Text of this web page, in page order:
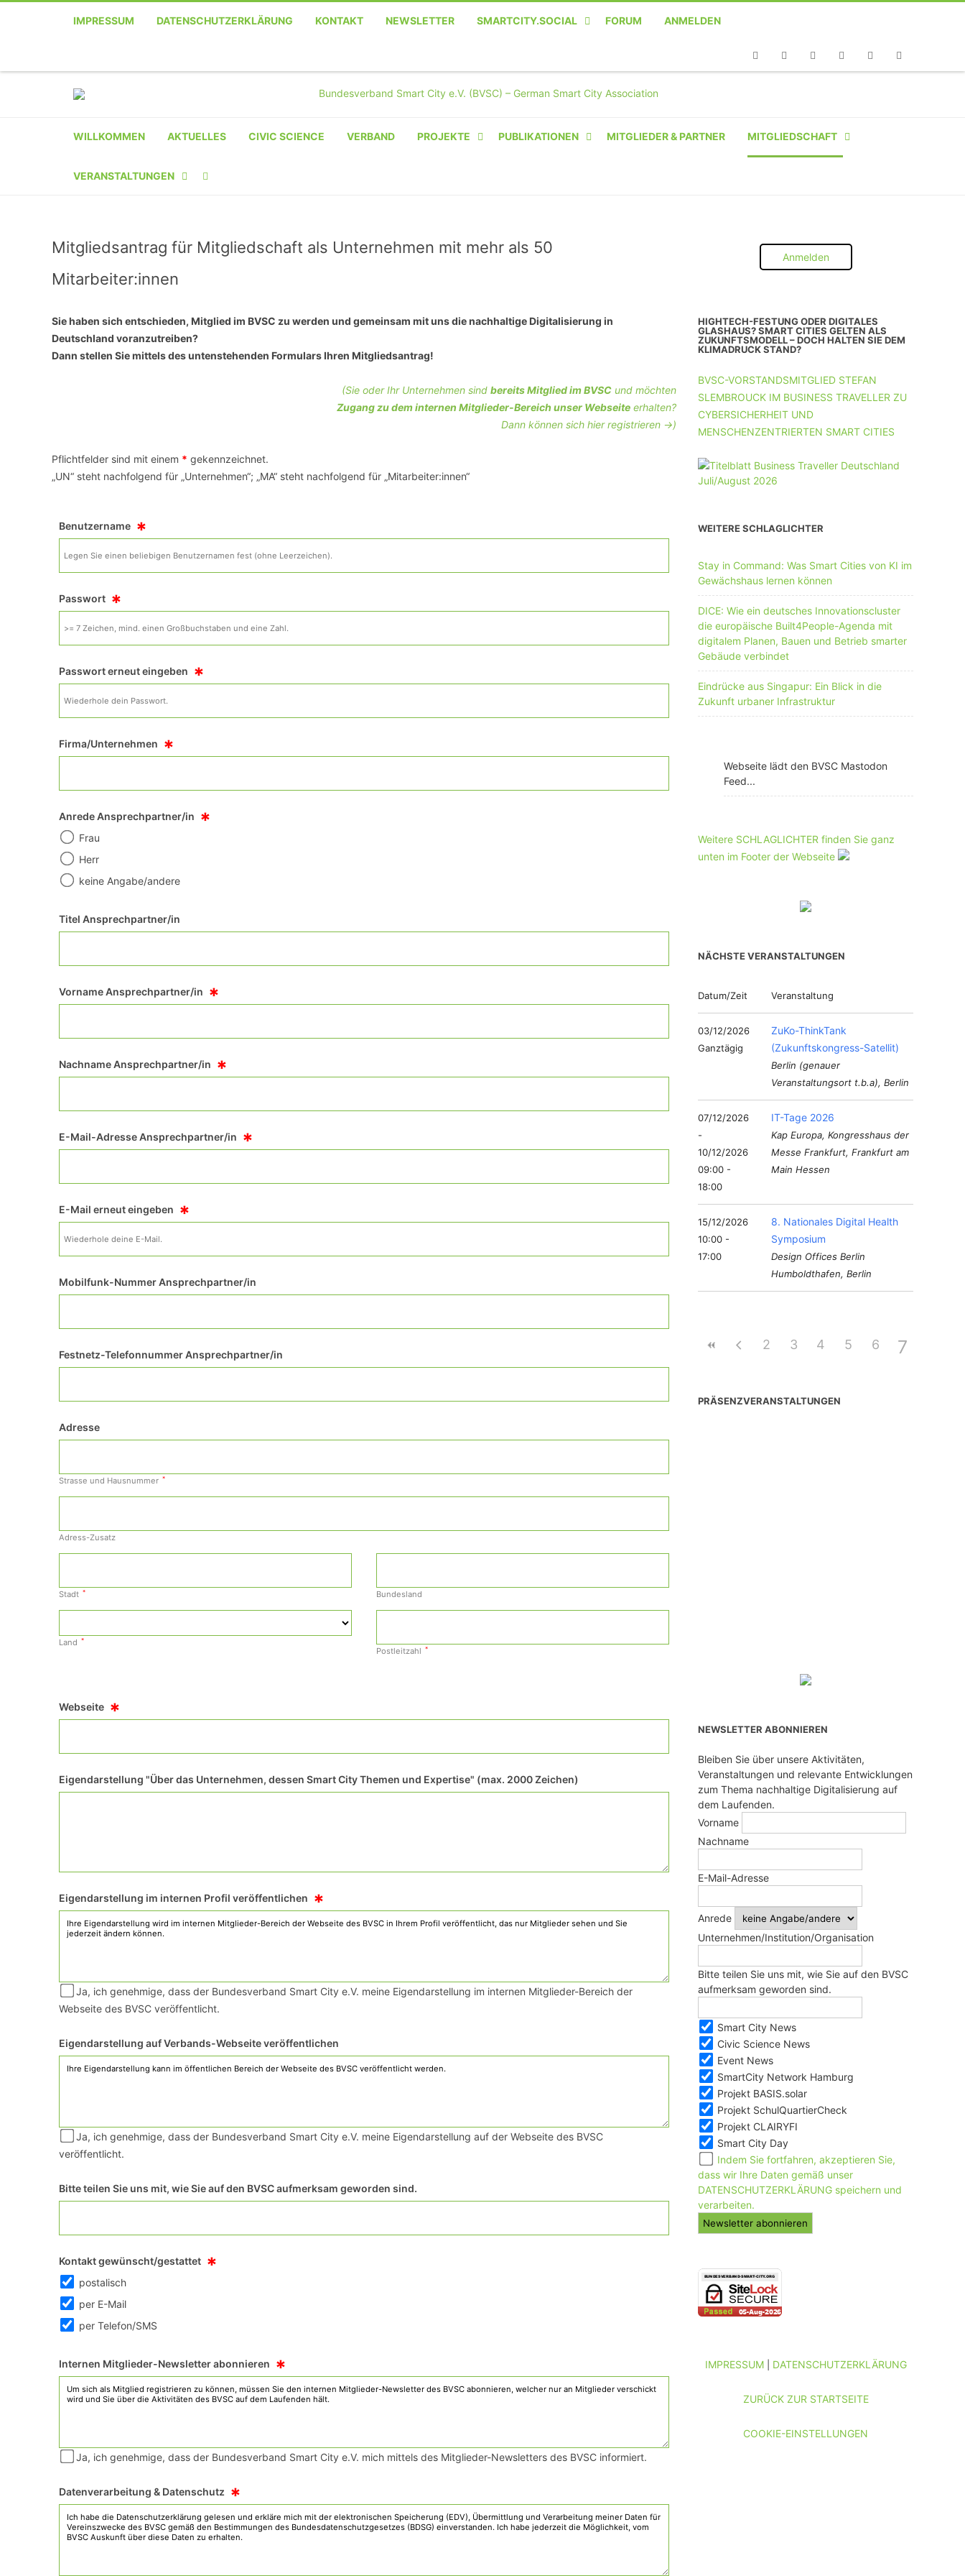
IMPRESSUM DATENSCHUTZERKLÄRUNG KONTAKT NEWSLETTER SMARTCITY.SOCIAL FORUM ANMELDEN
WILLKOMMEN AKTUELLES CIVIC SCIENCE VERBAND PROJEKTE
CLAIRYFI-INDOORS: SMART
SCHULQUARTIERCHECK
SMART CHARITIES
SMART CITY TERMINOLOGIE
PUBLIKATIONEN MITGLIEDER & PARTNER MITGLIEDSCHAFT
INSTITUTION
UNTERNEHMEN MIT 11-50 MA
VERANSTALTUNGEN
VERANSTALTER-
EINREICHEN
VERANSTALTUNGSORTE
Mitgliedsantrag für Mitgliedschaft als Unternehmen mit mehr als 50
Mitarbeiter:innen
Sie haben sich entschieden, Mitglied im BVSC zu werden und gemeinsam mit uns die nachhaltige Digitalisierung in
Deutschland voranzutreiben?
Dann stellen Sie mittels des untenstehenden Formulars Ihren Mitgliedsantrag!
(Sie oder Ihr Unternehmen sind bereits Mitglied im BVSC und möchten
Zugang zu dem internen Mitglieder-Bereich unser Webseite erhalten?
Dann können sich hier registrieren ->)
Pflichtfelder sind mit einem * gekennzeichnet.
„UN“ steht nachfolgend für „Unternehmen“; „MA“ steht nachfolgend für „Mitarbeiter:innen“
Benutzername *
Passwort *
Passwort erneut eingeben *
Firma/Unternehmen *
Anrede Ansprechpartner/in *
Frau
Herr
keine Angabe/andere
Titel Ansprechpartner/in
Vorname Ansprechpartner/in *
Nachname Ansprechpartner/in *
E-Mail-Adresse Ansprechpartner/in *
E-Mail erneut eingeben *
Mobilfunk-Nummer Ansprechpartner/in
Festnetz-Telefonnummer Ansprechpartner/in
Adresse
Strasse und Hausnummer *
Adress-Zusatz
Stadt * Bundesland
Land *
Postleitzahl *
Webseite *
Eigendarstellung "Über das Unternehmen, dessen Smart City Themen und Expertise" (max. 2000 Zeichen)
Eigendarstellung im internen Profil veröffentlichen *
Ja, ich genehmige, dass der Bundesverband Smart City e.V. meine Eigendarstellung im internen Mitglieder-Bereich der
Webseite des BVSC veröffentlicht.
Eigendarstellung auf Verbands-Webseite veröffentlichen
Ja, ich genehmige, dass der Bundesverband Smart City e.V. meine Eigendarstellung auf der Webseite des BVSC
veröffentlicht.
Bitte teilen Sie uns mit, wie Sie auf den BVSC aufmerksam geworden sind.
Kontakt gewünscht/gestattet *
postalisch
per E-Mail
per Telefon/SMS
Internen Mitglieder-Newsletter abonnieren *
Ja, ich genehmige, dass der Bundesverband Smart City e.V. mich mittels des Mitglieder-Newsletters des BVSC informiert.
Datenverarbeitung & Datenschutz *
Anmelden
HIGHTECH-FESTUNG ODER DIGITALES
GLASHAUS? SMART CITIES GELTEN ALS
ZUKUNFTSMODELL – DOCH HALTEN SIE DEM
KLIMADRUCK STAND?
BVSC-VORSTANDSMITGLIED STEFAN
SLEMBROUCK IM BUSINESS TRAVELLER ZU
CYBERSICHERHEIT UND
MENSCHENZENTRIERTEN SMART CITIES
WEITERE SCHLAGLICHTER
Stay in Command: Was Smart Cities von KI im
Gewächshaus lernen können
DICE: Wie ein deutsches Innovationscluster
die europäische Built4People-Agenda mit
digitalem Planen, Bauen und Betrieb smarter
Gebäude verbindet
Eindrücke aus Singapur: Ein Blick in die
Zukunft urbaner Infrastruktur
Webseite lädt den BVSC Mastodon
Feed...
Weitere SCHLAGLICHTER finden Sie ganz
unten im Footer der Webseite
NÄCHSTE VERANSTALTUNGEN
Datum/Zeit Veranstaltung
03/12/2026
Ganztägig
ZuKo-ThinkTank
(Zukunftskongress-Satellit)
Berlin (genauer
Veranstaltungsort t.b.a), Berlin
07/12/2026
-
10/12/2026
09:00 -
18:00
IT-Tage 2026
Kap Europa, Kongresshaus der
Messe Frankfurt, Frankfurt am
Main Hessen
15/12/2026
10:00 -
17:00
8. Nationales Digital Health
Symposium
Design Offices Berlin
Humboldthafen, Berlin
2 3 4 5 6 7
PRÄSENZVERANSTALTUNGEN
NEWSLETTER ABONNIEREN
Bleiben Sie über unsere Aktivitäten,
Veranstaltungen und relevante Entwicklungen
zum Thema nachhaltige Digitalisierung auf
dem Laufenden.
Vorname
Nachname
E-Mail-Adresse
Anrede
Unternehmen/Institution/Organisation
Bitte teilen Sie uns mit, wie Sie auf den BVSC
aufmerksam geworden sind.
Smart City News
Civic Science News
Event News
SmartCity Network Hamburg
Projekt BASIS.solar
Projekt SchulQuartierCheck
Projekt CLAIRYFI
Smart City Day
Indem Sie fortfahren, akzeptieren Sie,
dass wir Ihre Daten gemäß unser
DATENSCHUTZERKLÄRUNG speichern und
verarbeiten.
IMPRESSUM| DATENSCHUTZERKLÄRUNG
ZURÜCK ZUR STARTSEITE
COOKIE-EINSTELLUNGEN